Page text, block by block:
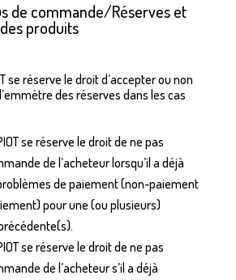
de commande/Réserves et
produits
se réserve le droit d’accepter ou non
des réserves dans les cas
se réserve le droit de ne pas
de l’acheteur lorsqu’il a déjà
de paiement (non-paiement
pour une (ou plusieurs)
se réserve le droit de ne pas
de l’acheteur s’il a déjà